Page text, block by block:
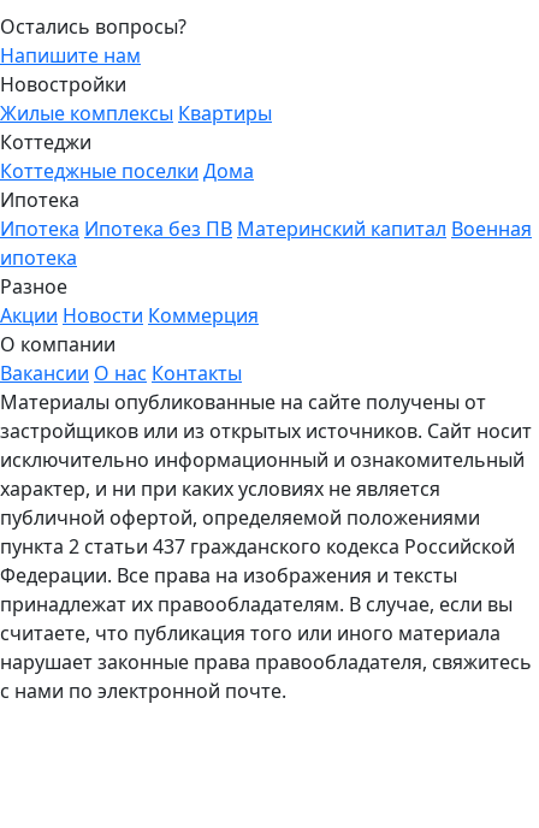
Остались вопросы?
Напишите нам
Новостройки
Жилые комплексы Квартиры
Коттеджи
Коттеджные поселки Дома
Ипотека
Ипотека Ипотека без ПВ Материнский капитал Военная
ипотека
Разное
Акции Новости Коммерция
О компании
Вакансии О нас Контакты
Материалы опубликованные на сайте получены от
застройщиков или из открытых источников. Сайт носит
исключительно информационный и ознакомительный
характер, и ни при каких условиях не является
публичной офертой, определяемой положениями
пункта 2 статьи 437 гражданского кодекса Российской
Федерации. Все права на изображения и тексты
принадлежат их правообладателям. В случае, если вы
считаете, что публикация того или иного материала
нарушает законные права правообладателя, свяжитесь
с нами по электронной почте.